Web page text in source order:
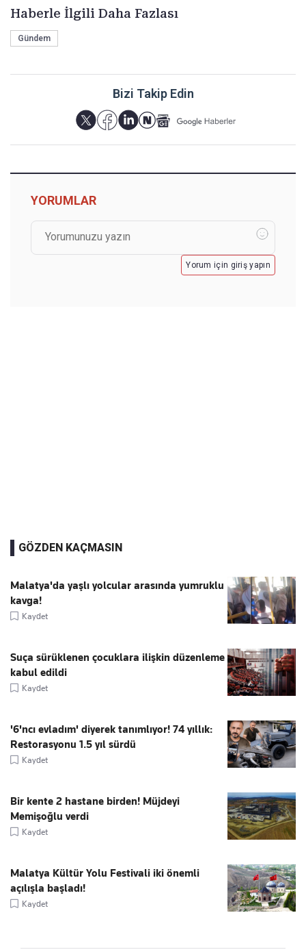
Haberle İlgili Daha Fazlası
Gündem
Bizi Takip Edin
YORUMLAR
Yorum için giriş yapın
GÖZDEN KAÇMASIN
Malatya'da yaşlı yolcular arasında yumruklu
kavga!
Kaydet
Suça sürüklenen çocuklara ilişkin düzenleme
kabul edildi
Kaydet
'6'ncı evladım' diyerek tanımlıyor! 74 yıllık:
Restorasyonu 1.5 yıl sürdü
Kaydet
Bir kente 2 hastane birden! Müjdeyi
Memişoğlu verdi
Kaydet
Malatya Kültür Yolu Festivali iki önemli
açılışla başladı!
Kaydet